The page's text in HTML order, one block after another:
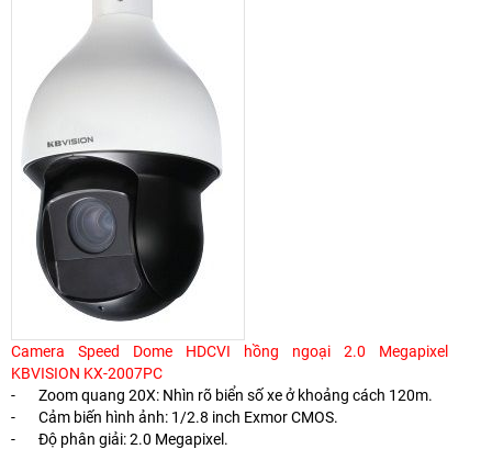
Camera Speed Dome HDCVI hồng ngoại 2.0 Megapixel
KBVISION KX-2007PC
- Zoom quang 20X: Nhìn rõ biển số xe ở khoảng cách 120m.
- Cảm biến hình ảnh: 1/2.8 inch Exmor CMOS.
- Độ phân giải: 2.0 Megapixel.